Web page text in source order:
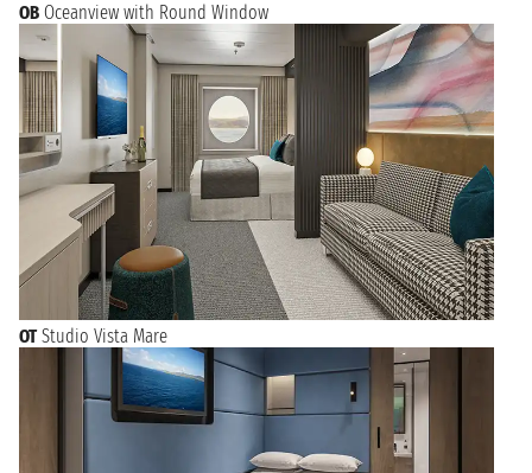
OB Oceanview with Round Window
OT Studio Vista Mare